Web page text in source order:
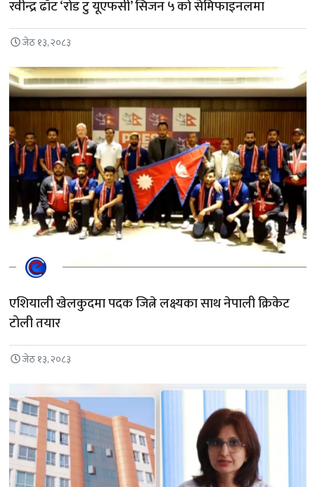
रवीन्द्र ढाँट ‘रोड टु यूएफसी’ सिजन ५ को सेमिफाइनलमा
जेठ १३, २०८३
एशियाली खेलकुदमा पदक जित्ने लक्ष्यका साथ नेपाली क्रिकेट
टोली तयार
जेठ १३, २०८३